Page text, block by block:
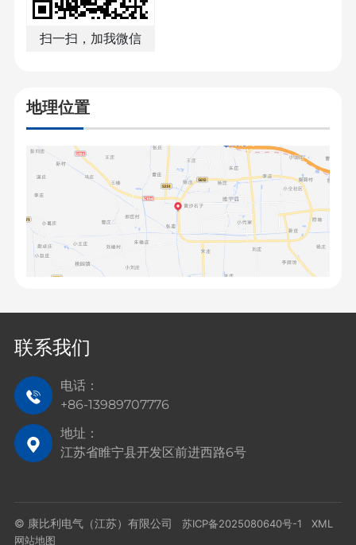
扫一扫，加我微信
地理位置
联系我们
电话：
+86-13989707776
地址：
江苏省睢宁县开发区前进西路6号
© 康比利电气（江苏）有限公司 苏ICP备2025080640号-1
XML
网站地图